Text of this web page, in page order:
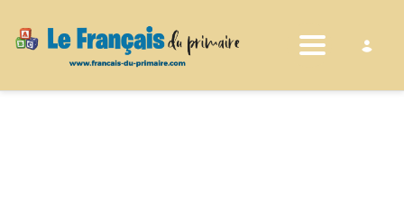
Toggle